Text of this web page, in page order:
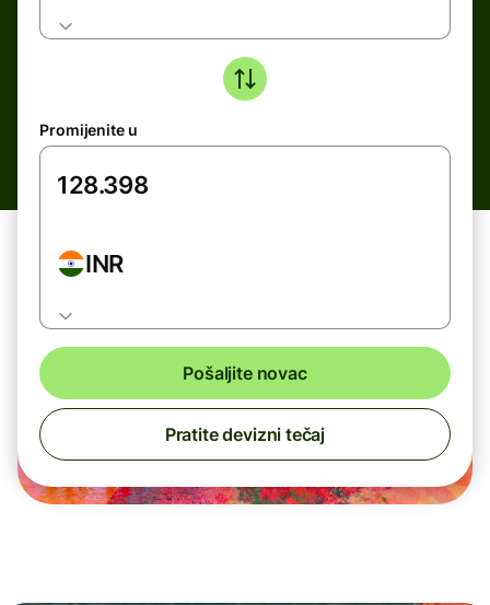
Promijenite u
INR
Pošaljite novac
Pratite devizni tečaj